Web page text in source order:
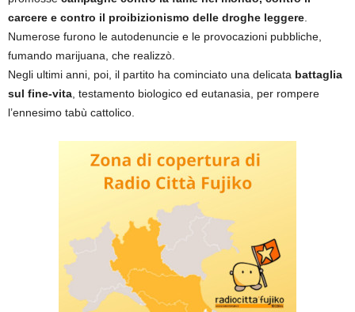
carcere e contro il proibizionismo delle droghe leggere.
Numerose furono le autodenuncie e le provocazioni pubbliche,
fumando marijuana, che realizzò.
Negli ultimi anni, poi, il partito ha cominciato una delicata battaglia
sul fine-vita, testamento biologico ed eutanasia, per rompere
l’ennesimo tabù cattolico.